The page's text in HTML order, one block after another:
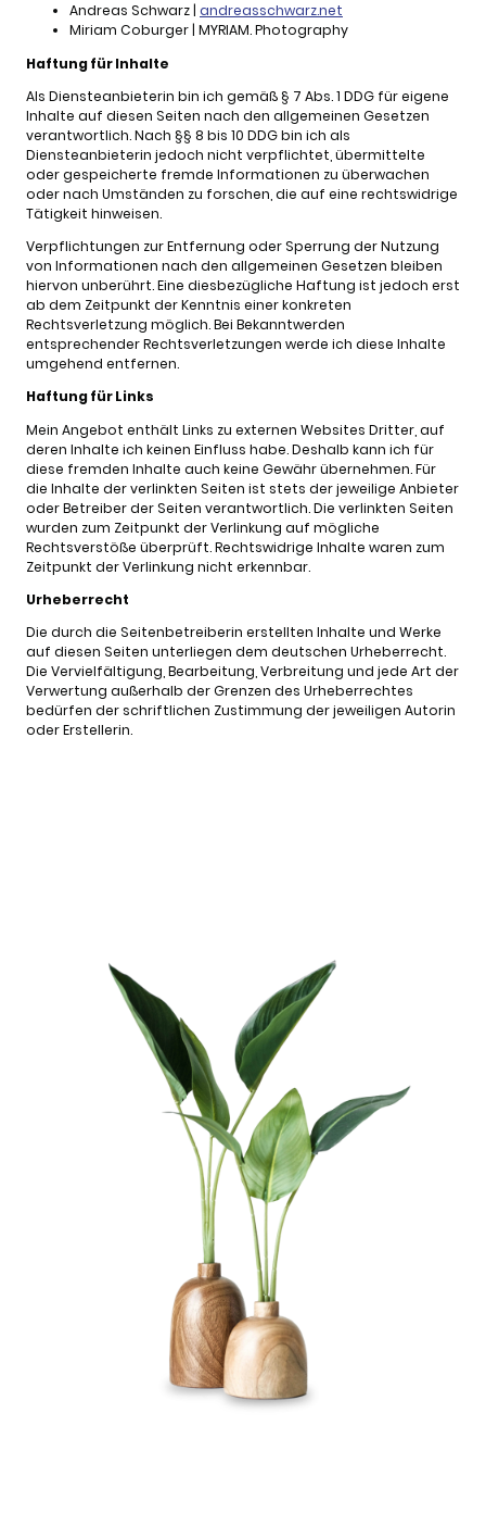
Andreas Schwarz | andreasschwarz.net
Miriam Coburger | MYRIAM. Photography
Haftung für Inhalte
Als Diensteanbieterin bin ich gemäß § 7 Abs. 1 DDG für eigene
Inhalte auf diesen Seiten nach den allgemeinen Gesetzen
verantwortlich. Nach §§ 8 bis 10 DDG bin ich als
Diensteanbieterin jedoch nicht verpflichtet, übermittelte
oder gespeicherte fremde Informationen zu überwachen
oder nach Umständen zu forschen, die auf eine rechtswidrige
Tätigkeit hinweisen.
Verpflichtungen zur Entfernung oder Sperrung der Nutzung
von Informationen nach den allgemeinen Gesetzen bleiben
hiervon unberührt. Eine diesbezügliche Haftung ist jedoch erst
ab dem Zeitpunkt der Kenntnis einer konkreten
Rechtsverletzung möglich. Bei Bekanntwerden
entsprechender Rechtsverletzungen werde ich diese Inhalte
umgehend entfernen.
Haftung für Links
Mein Angebot enthält Links zu externen Websites Dritter, auf
deren Inhalte ich keinen Einfluss habe. Deshalb kann ich für
diese fremden Inhalte auch keine Gewähr übernehmen. Für
die Inhalte der verlinkten Seiten ist stets der jeweilige Anbieter
oder Betreiber der Seiten verantwortlich. Die verlinkten Seiten
wurden zum Zeitpunkt der Verlinkung auf mögliche
Rechtsverstöße überprüft. Rechtswidrige Inhalte waren zum
Zeitpunkt der Verlinkung nicht erkennbar.
Urheberrecht
Die durch die Seitenbetreiberin erstellten Inhalte und Werke
auf diesen Seiten unterliegen dem deutschen Urheberrecht.
Die Vervielfältigung, Bearbeitung, Verbreitung und jede Art der
Verwertung außerhalb der Grenzen des Urheberrechtes
bedürfen der schriftlichen Zustimmung der jeweiligen Autorin
oder Erstellerin.